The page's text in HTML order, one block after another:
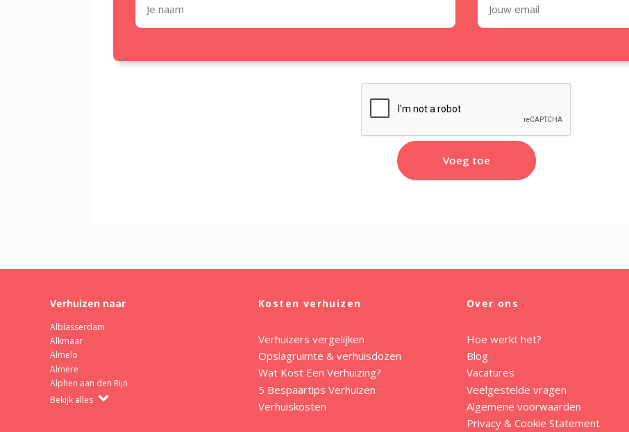
Voeg toe
Verhuizen naar
Alblasserdam
Alkmaar
Almelo
Almere
Alphen aan den Rijn
Bekijk alles
Kosten verhuizen
Verhuizers vergelijken
Opslagruimte & verhuisdozen
Wat Kost Een Verhuizing?
5 Bespaartips Verhuizen
Verhuiskosten
Over ons
Hoe werkt het?
Blog
Vacatures
Veelgestelde vragen
Algemene voorwaarden
Privacy & Cookie Statement